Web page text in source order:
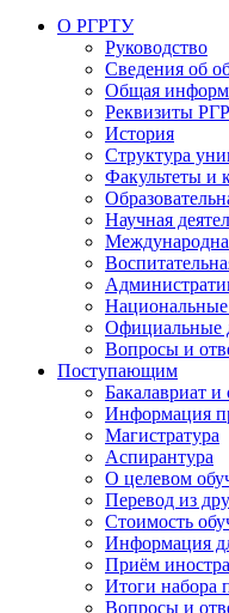
О РГРТУ
Руководство
Сведения об
Общая
Реквизиты
История
Структура
Факультеты и
Научная
Официальные
Вопросы и
Поступающим
Бакалавриат и
Информация
Магистратура
Аспирантура
О целевом
Перевод из
Стоимость
Информация
Приём
Итоги набора
Вопросы и